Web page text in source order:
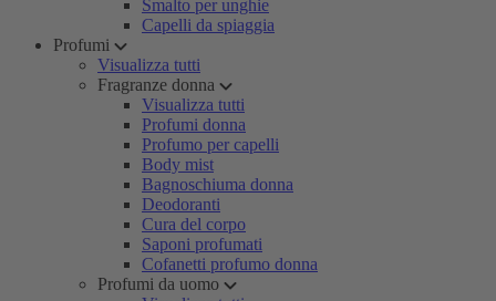
Smalto per unghie
Capelli da spiaggia
Profumi
Visualizza tutti
Fragranze donna
Visualizza tutti
Profumi donna
Profumo per capelli
Body mist
Bagnoschiuma donna
Deodoranti
Cura del corpo
Saponi profumati
Cofanetti profumo donna
Profumi da uomo